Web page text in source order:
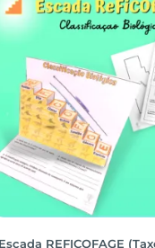
Escada REFICOFAGE